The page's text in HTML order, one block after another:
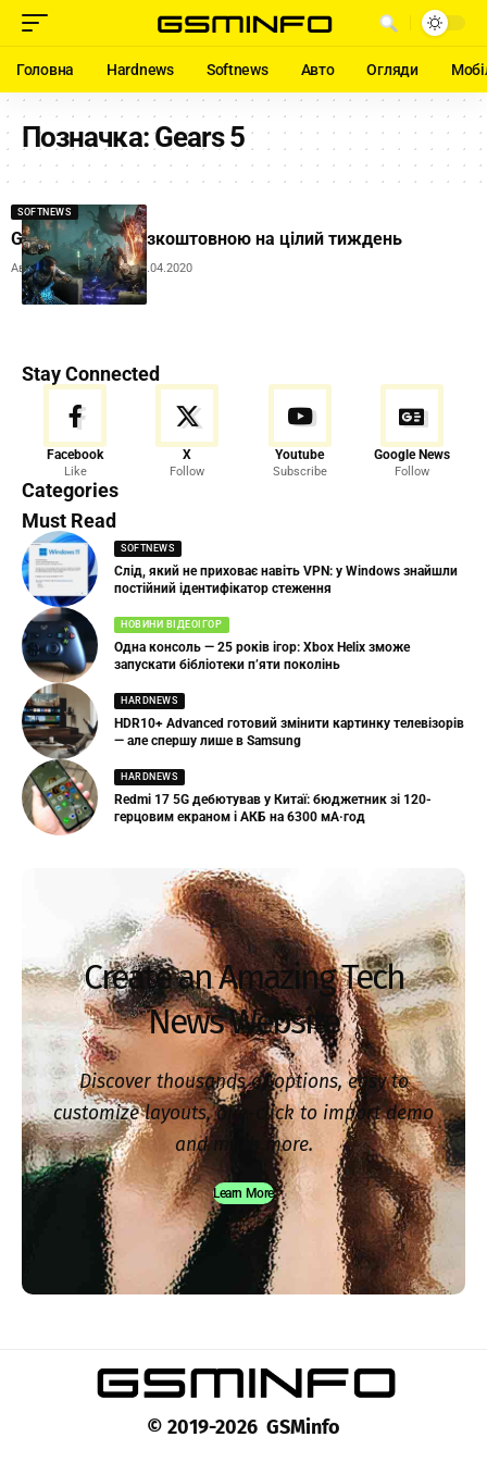
Головна Hardnews Softnews Авто Огляди
Позначка:Gears 5
SOFTNEWS
Gears 5 стала безкоштовною на цілий тиждень
Автор: Andrew Orobets08.04.2020
Stay Connected
Facebook
Like
X
Follow
Youtube
Subscribe
Google News
Follow
Categories
Must Read
SOFTNEWS
Слід, який не приховає навіть VPN: у Windows знайшли
постійний ідентифікатор стеження
НОВИНИ ВІДЕОІГОР
Одна консоль — 25 років ігор: Xbox Helix зможе
запускати бібліотеки п’яти поколінь
HARDNEWS
HDR10+ Advanced готовий змінити картинку телевізорів
— але спершу лише в Samsung
HARDNEWS
Redmi 17 5G дебютував у Китаї: бюджетник зі 120-
герцовим екраном і АКБ на 6300 мА·год
Create an Amazing Tech
News Website
Discover thousands of options, easy to
customize layouts, one-click to import demo
and much more.
Learn More
© 2019-2026 GSMinfo